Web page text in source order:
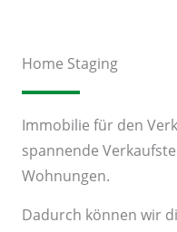
Home Staging
Immobilie für den
spannende
Wohnungen.
Dadurch können wir